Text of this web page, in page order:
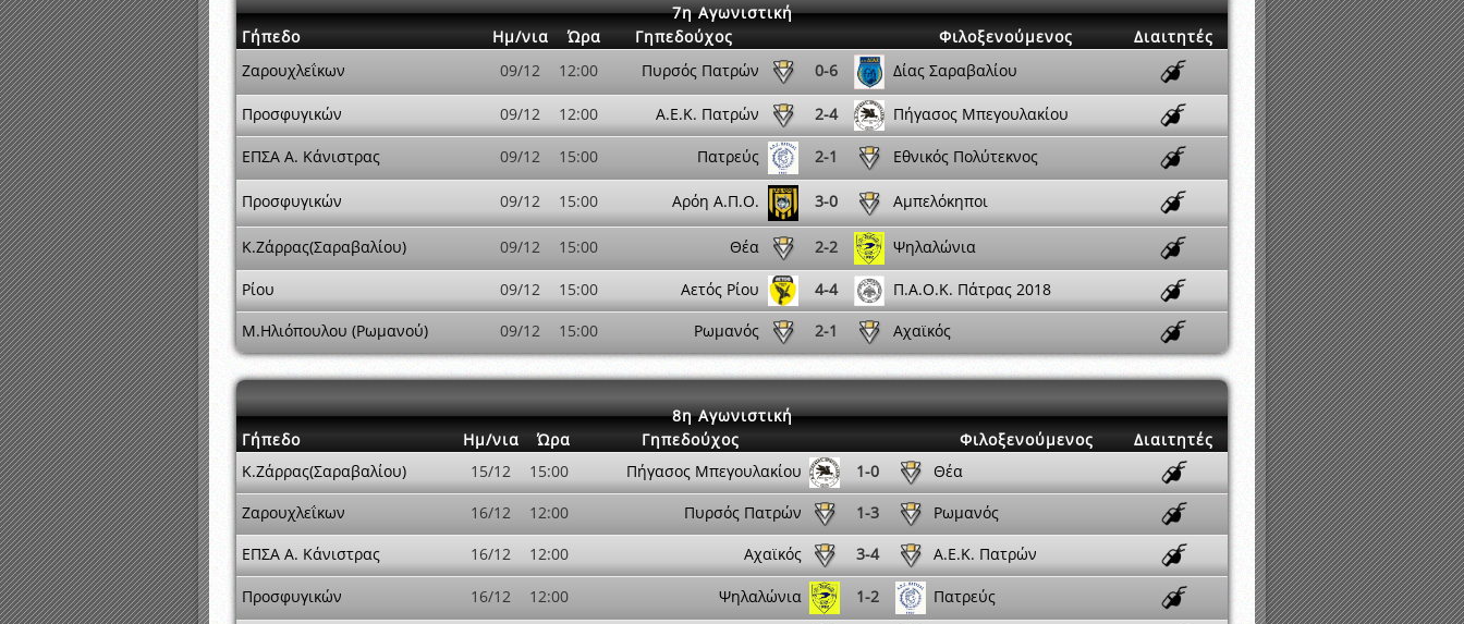
7η Αγωνιστική
Γήπεδο
Ημ/νια Ώρα Γηπεδούχος Φιλοξενούμενος
Διαιτητές
Ζαρουχλεΐκων
09/12 12:00 Πυρσός Πατρών 0-6 Δίας Σαραβαλίου
Προσφυγικών 09/12 12:00 Α.Ε.Κ. Πατρών 2-4 Πήγασος Μπεγουλακίου
ΕΠΣΑ Α. Κάνιστρας 09/12 15:00 Πατρεύς 2-1 Εθνικός Πολύτεκνος
Προσφυγικών 09/12 15:00 Αρόη Α.Π.Ο. 3-0 Αμπελόκηποι
Κ.Ζάρρας(Σαραβαλίου) 09/12 15:00 Θέα 2-2 Ψηλαλώνια
Ρίου 09/12 15:00 Αετός Ρίου 4-4
Π.Α.Ο.Κ. Πάτρας 2018
Μ.Ηλιόπουλου (Ρωμανού)
09/12 15:00 Ρωμανός 2-1 Αχαϊκός
8η Αγωνιστική
Γήπεδο
Ημ/νια Ώρα Γηπεδούχος Φιλοξενούμενος
Διαιτητές
Κ.Ζάρρας(Σαραβαλίου)
15/12 15:00 Πήγασος Μπεγουλακίου 1-0
Θέα
Ζαρουχλεΐκων
16/12 12:00 Πυρσός Πατρών 1-3
Ρωμανός
ΕΠΣΑ Α. Κάνιστρας
16/12 12:00 Αχαϊκός 3-4 Α.Ε.Κ. Πατρών
Προσφυγικών 16/12 12:00 Ψηλαλώνια 1-2 Πατρεύς